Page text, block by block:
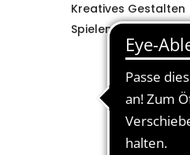
Kreatives Gestalten
Spielen & Lernen